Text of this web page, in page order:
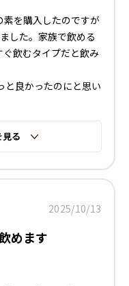
を購入したのですが
した。家族で飲める
飲むタイプだと飲み
と良かったのにと思い
る
2025/10/13
めます